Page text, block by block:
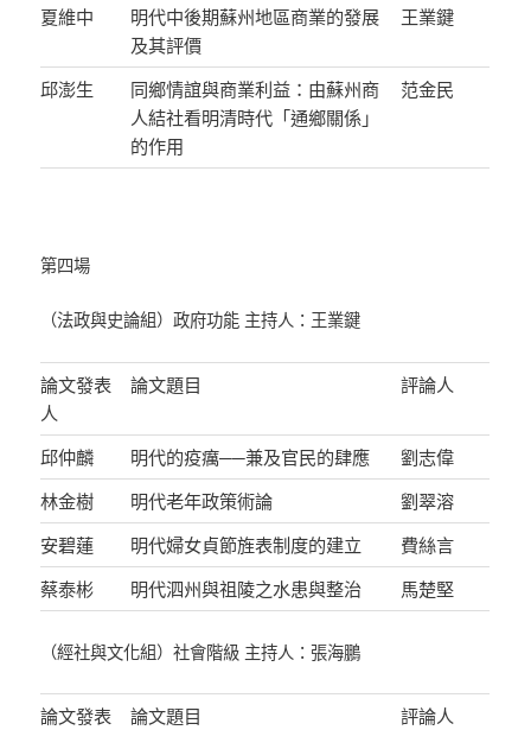
夏維中
明代中後期蘇州地區商業的發展
及其評價
王業鍵
邱澎生
同鄉情誼與商業利益：由蘇州商
人結社看明清時代「通鄉關係」
的作用
范金民
第四場
（法政與史論組）政府功能 主持人：王業鍵
論文發表
人
論文題目 評論人
邱仲麟 明代的疫癘──兼及官民的肆應
劉志偉
林金樹
明代老年政策術論
劉翠溶
安碧蓮
明代婦女貞節旌表制度的建立
費絲言
蔡泰彬
明代泗州與祖陵之水患與整治 馬楚堅
（經社與文化組）社會階級 主持人：張海鵬
論文發表
論文題目 評論人